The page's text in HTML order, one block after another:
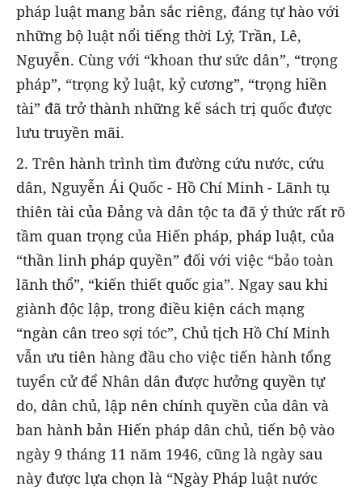
pháp luật mang bản sắc riêng, đáng tự hào với
những bộ luật nổi tiếng thời Lý, Trần, Lê,
Nguyễn. Cùng với “khoan thư sức dân”, “trọng
pháp”, “trọng kỷ luật, kỷ cương”, “trọng hiền
tài” đã trở thành những kế sách trị quốc được
lưu truyền mãi.
2. Trên hành trình tìm đường cứu nước, cứu
dân, Nguyễn Ái Quốc - Hồ Chí Minh - Lãnh tụ
thiên tài của Đảng và dân tộc ta đã ý thức rất rõ
tầm quan trọng của Hiến pháp, pháp luật, của
“thần linh pháp quyền” đối với việc “bảo toàn
lãnh thổ”, “kiến thiết quốc gia”. Ngay sau khi
giành độc lập, trong điều kiện cách mạng
“ngàn cân treo sợi tóc”, Chủ tịch Hồ Chí Minh
vẫn ưu tiên hàng đầu cho việc tiến hành tổng
tuyển cử để Nhân dân được hưởng quyền tự
do, dân chủ, lập nên chính quyền của dân và
ban hành bản Hiến pháp dân chủ, tiến bộ vào
ngày 9 tháng 11 năm 1946, cũng là ngày sau
này được lựa chọn là “Ngày Pháp luật nước